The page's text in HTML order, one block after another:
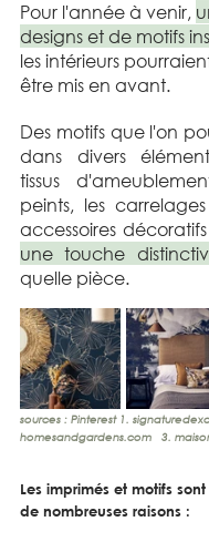
Pour l'année à venir,
designs et de motifs
les intérieurs
être mis en avant.
Des motifs que l'on
dans divers
tissus
peints, les
accessoires
une touche
quelle pièce.
sources : Pinterest 1.
homesandgardens.com
   3.
Les imprimés et motifs
de nombreuses raisons :